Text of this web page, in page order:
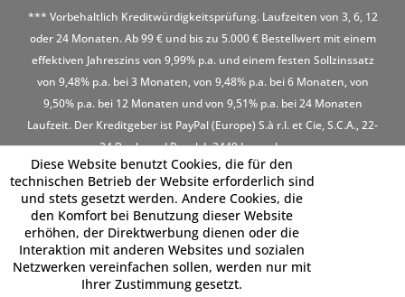
*** Vorbehaltlich Kreditwürdigkeitsprüfung. Laufzeiten von 3, 6, 12
oder 24 Monaten. Ab 99 € und bis zu 5.000 € Bestellwert mit einem
effektiven Jahreszins von 9,99% p.a. und einem festen Sollzinssatz
von 9,48% p.a. bei 3 Monaten, von 9,48% p.a. bei 6 Monaten, von
9,50% p.a. bei 12 Monaten und von 9,51% p.a. bei 24 Monaten
Laufzeit. Der Kreditgeber ist PayPal (Europe) S.à r.l. et Cie, S.C.A., 22-
24 Boulevard Royal, L-2449 Luxembourg
Diese Website benutzt Cookies, die für den
technischen Betrieb der Website erforderlich sind
und stets gesetzt werden. Andere Cookies, die
den Komfort bei Benutzung dieser Website
erhöhen, der Direktwerbung dienen oder die
Interaktion mit anderen Websites und sozialen
Netzwerken vereinfachen sollen, werden nur mit
Ihrer Zustimmung gesetzt.